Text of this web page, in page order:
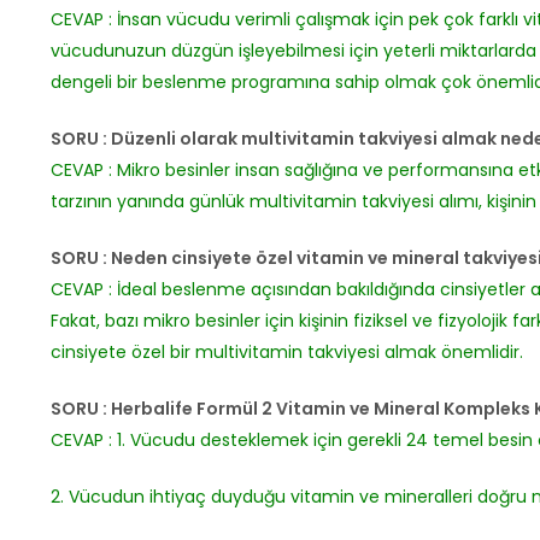
CEVAP : İnsan vücudu verimli çalışmak için pek çok
vücudunuzun düzgün işleyebilmesi için yeterli
dengeli bir beslenme programına sahip olmak çok
SORU : Düzenli olarak multivitamin takviyesi almak
CEVAP : Mikro besinler insan sağlığına ve
tarzının yanında günlük multivitamin takviyesi alımı,
SORU : Neden cinsiyete özel vitamin ve mineral
CEVAP : İdeal beslenme açısından bakıldığında
Fakat, bazı mikro besinler için kişinin fiziksel ve fizyolojik
cinsiyete özel bir multivitamin takviyesi almak önemlidir.
SORU : Herbalife Formül 2 Vitamin ve Mineral Kompleks
CEVAP : 1. Vücudu desteklemek için gerekli 24 temel
2. Vücudun ihtiyaç duyduğu vitamin ve mineralleri doğru